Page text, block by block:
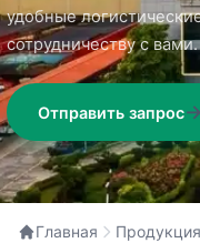
удобные
сотрудничеству с вами.
Отправить запрос
Главная
Продукция